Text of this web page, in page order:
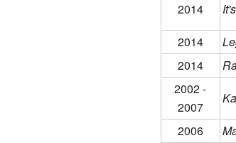
2014
2014
2014
2002 -
2007
2006